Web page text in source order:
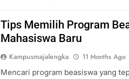
Tips Memilih Program
Mahasiswa Baru
Kampusmajalengka 11 Months Ago
Mencari program beasiswa yang